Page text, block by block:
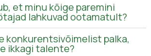
et minu kõige paremini
lahkuvad ootamatult?
konkurentsivõimelist palka,
ikkagi talente?